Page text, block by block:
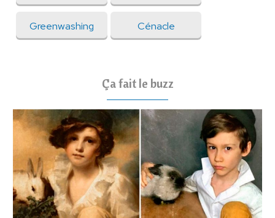
Greenwashing Cénacle
Ça fait le buzz